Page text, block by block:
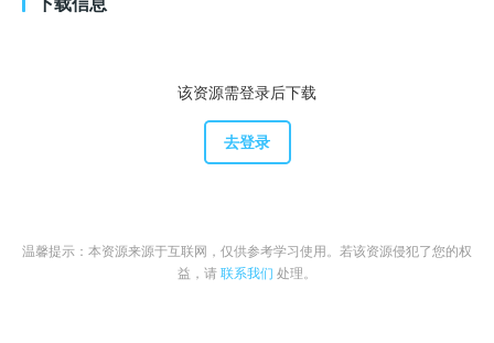
该资源需登录后下载
去登录
温馨提示：本资源来源于互联网，仅供参考学习使用。若该资源侵犯了您的权
益，请 联系我们 处理。